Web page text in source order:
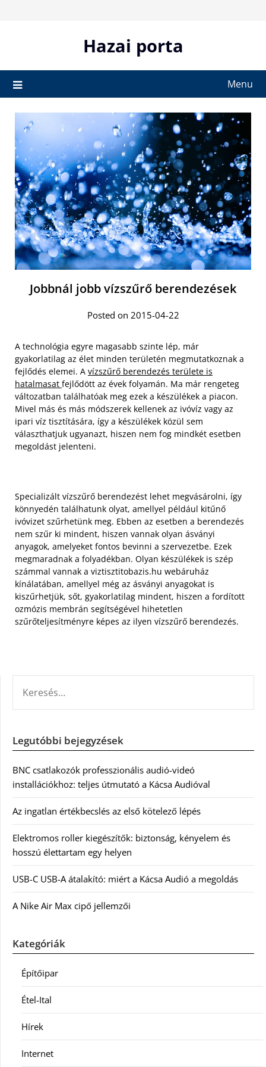
Hazai porta
Menu
Jobbnál jobb vízszűrő berendezések
Posted on 2015-04-22
A technológia egyre magasabb szinte lép, már
gyakorlatilag az élet minden területén megmutatkoznak a
fejlődés elemei. A vízszűrő berendezés területe is
hatalmasat fejlődött az évek folyamán. Ma már rengeteg
változatban találhatóak meg ezek a készülékek a piacon.
Mivel más és más módszerek kellenek az ivóvíz vagy az
ipari víz tisztítására, így a készülékek közül sem
választhatjuk ugyanazt, hiszen nem fog mindkét esetben
megoldást jelenteni.
Specializált vízszűrő berendezést lehet megvásárolni, így
könnyedén találhatunk olyat, amellyel például kitűnő
ivóvizet szűrhetünk meg. Ebben az esetben a berendezés
nem szűr ki mindent, hiszen vannak olyan ásványi
anyagok, amelyeket fontos bevinni a szervezetbe. Ezek
megmaradnak a folyadékban. Olyan készülékek is szép
számmal vannak a viztisztitobazis.hu webáruház
kínálatában, amellyel még az ásványi anyagokat is
kiszűrhetjük, sőt, gyakorlatilag mindent, hiszen a fordított
ozmózis membrán segítségével hihetetlen
szűrőteljesítményre képes az ilyen vízszűrő berendezés.
Legutóbbi bejegyzések
BNC csatlakozók professzionális audió-videó
installációkhoz: teljes útmutató a Kácsa Audióval
Az ingatlan értékbecslés az első kötelező lépés
Elektromos roller kiegészítők: biztonság, kényelem és
hosszú élettartam egy helyen
USB-C USB-A átalakító: miért a Kácsa Audió a megoldás
A Nike Air Max cipő jellemzői
Kategóriák
Építőipar
Étel-Ital
Hírek
Internet